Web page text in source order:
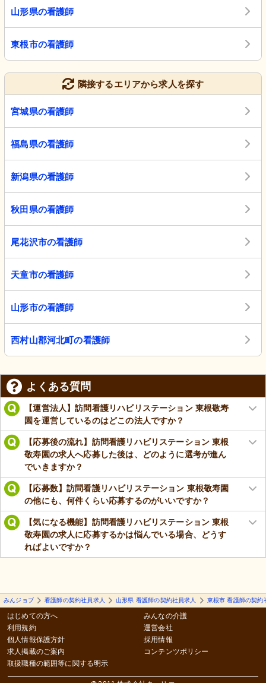
山形県の看護師
東根市の看護師
隣接するエリアから求人を探す
宮城県の看護師
福島県の看護師
新潟県の看護師
秋田県の看護師
尾花沢市の看護師
天童市の看護師
山形市の看護師
西村山郡河北町の看護師
よくある質問
【運営法人】訪問看護リハビリステーション 東根敬寿
園を運営しているのはどこの法人ですか？
【応募後の流れ】訪問看護リハビリステーション 東根
敬寿園の求人へ応募した後は、どのように選考が進ん
でいきますか？
【応募数】訪問看護リハビリステーション 東根敬寿園
の他にも、何件くらい応募するのがいいですか？
【気になる機能】訪問看護リハビリステーション 東根
敬寿園の求人に応募するかは悩んでいる場合、どうす
ればよいですか？
みんジョブ 看護師の契約社員求人 山形県 看護師の契約社員求人 東根市 看護師の契約
はじめての方へ
利用規約
個人情報保護方針
求人掲載のご案内
取扱職種の範囲等に関する明示
みんなの介護
運営会社
採用情報
コンテンツポリシー